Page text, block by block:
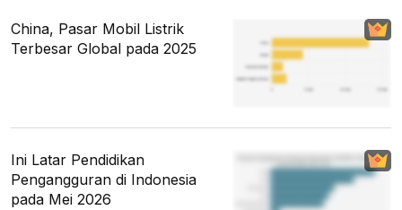
China, Pasar Mobil Listrik
Terbesar Global pada 2025
Ini Latar Pendidikan
Pengangguran di Indonesia
pada Mei 2026